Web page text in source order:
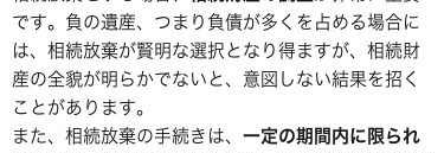
です。負の遺産、つまり負債が多くを占める場合に
は、相続放棄が賢明な選択となり得ますが、相続財
産の全貌が明らかでないと、意図しない結果を招く
ことがあります。
また、相続放棄の手続きは、 一定の期間内に限られ